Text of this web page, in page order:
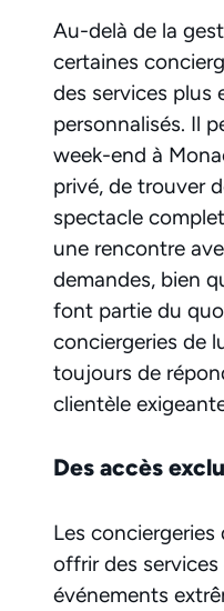
Au-delà de la
certaines
des services plus
personnalisés. Il
week-end à
privé, de trouver
spectacle
une rencontre
demandes, bien
font partie du
conciergeries de
toujours de
clientèle
Des accès
Les
offrir des services
événements